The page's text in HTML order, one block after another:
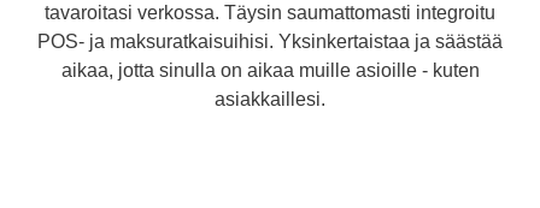
tavaroitasi verkossa. Täysin saumattomasti integroitu
POS- ja maksuratkaisuihisi. Yksinkertaistaa ja säästää
aikaa, jotta sinulla on aikaa muille asioille - kuten
asiakkaillesi.